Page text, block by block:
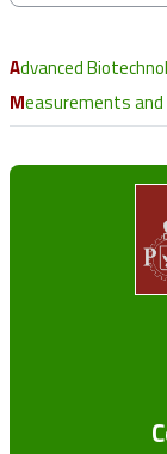
Advanced
Measurements